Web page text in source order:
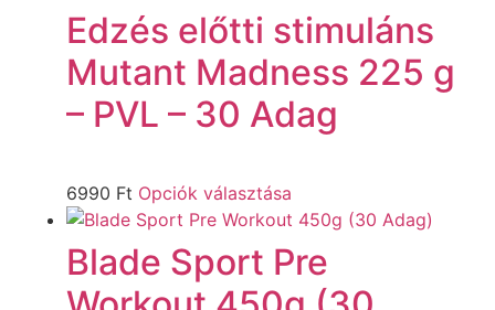
Edzés előtti stimuláns
Mutant Madness 225 g
– PVL – 30 Adag
6990 Ft Opciók választása
Blade Sport Pre